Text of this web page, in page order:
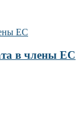
в члены ЕС